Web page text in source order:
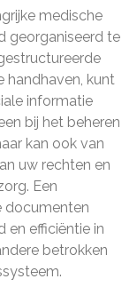
medische
georganiseerd te
handhaven, kunt
informatie
bij het beheren
kan ook van
uw rechten en
Een
documenten
en efficiëntie in
betrokken